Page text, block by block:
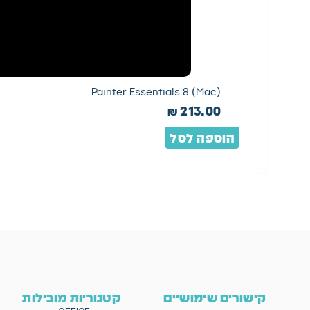
Painter Essentials 8 (Mac)
₪213.00
הוספה לסל
קישורים שימושיים קטגוריות מובילות